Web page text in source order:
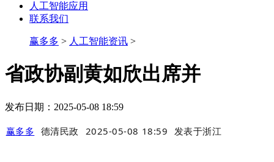
人工智能应用
联系我们
赢多多 > 人工智能资讯 >
省政协副黄如欣出席并
发布日期：2025-05-08 18:59
赢多多 德清民政 2025-05-08 18:59 发表于浙江